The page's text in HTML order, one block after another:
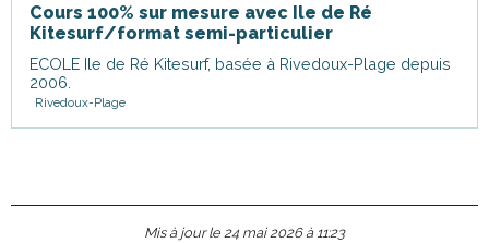
Cours 100% sur mesure avec Ile de Ré
Kitesurf/format semi-particulier
ECOLE Ile de Ré Kitesurf, basée à Rivedoux-Plage depuis
2006.
Rivedoux-Plage
Mis à jour le 24 mai 2026 à 11:23